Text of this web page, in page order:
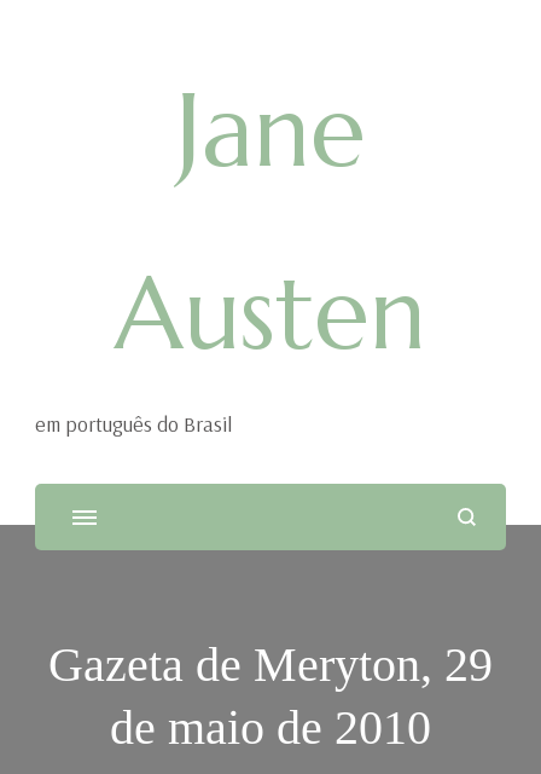
Jane
Austen
em português do Brasil
Gazeta de Meryton, 29
de maio de 2010